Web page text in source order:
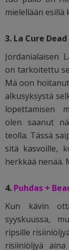
mielellään esillä
3. La Cure
Jordanialaisen
on tarkoitettu
Mä oon
alkusyksystä
lopettamisen
olen saanut
teolla. Tässä
sitä kasvoille,
herkkää nenää.
4. Puhdas +
Kun kävin
syyskuussa,
ripsille
risiiniöljyä